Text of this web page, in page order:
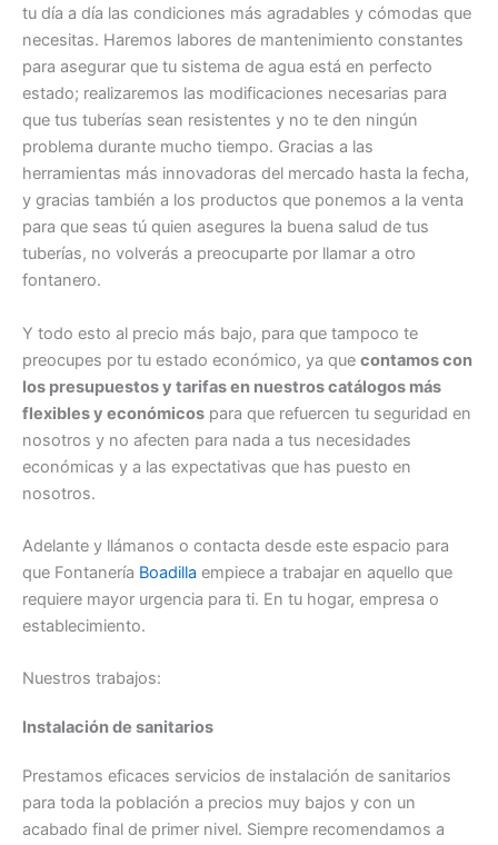
tu día a día las condiciones más agradables y cómodas que
necesitas. Haremos labores de mantenimiento constantes
para asegurar que tu sistema de agua está en perfecto
estado; realizaremos las modificaciones necesarias para
que tus tuberías sean resistentes y no te den ningún
problema durante mucho tiempo. Gracias a las
herramientas más innovadoras del mercado hasta la fecha,
y gracias también a los productos que ponemos a la venta
para que seas tú quien asegures la buena salud de tus
tuberías, no volverás a preocuparte por llamar a otro
fontanero.
Y todo esto al precio más bajo, para que tampoco te
preocupes por tu estado económico, ya que contamos con
los presupuestos y tarifas en nuestros catálogos más
flexibles y económicos para que refuercen tu seguridad en
nosotros y no afecten para nada a tus necesidades
económicas y a las expectativas que has puesto en
nosotros.
Adelante y llámanos o contacta desde este espacio para
que Fontanería Boadilla empiece a trabajar en aquello que
requiere mayor urgencia para ti. En tu hogar, empresa o
establecimiento.
Nuestros trabajos:
Instalación de sanitarios
Prestamos eficaces servicios de instalación de sanitarios
para toda la población a precios muy bajos y con un
acabado final de primer nivel. Siempre recomendamos a